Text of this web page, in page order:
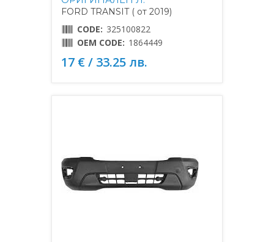
FORD TRANSIT ( от 2019)
CODE: 325100822
OEM CODE: 1864449
17 € / 33.25 лв.